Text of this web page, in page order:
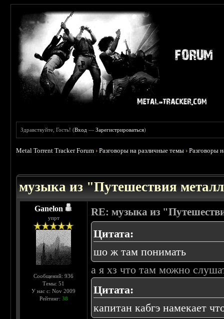
Здравствуйте, Гость! (Вход —Зарегистрироваться)
Metal Torrent Tracker Forum ›Разговоры на различные темы ›Разговоры
музыка из "Путешествия
Ganelon
упрт
Сообщений: 936
Темы: 51
У нас с: Nov 2009
Рейтинг: 38
RE: музыка из
Цитата:
шо ж там понимать
а я хз что там можно
Цитата:
капитан кабгэ намекает